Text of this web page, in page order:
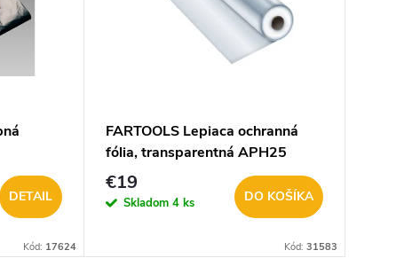
DETAIL
Kód: 17624
FARTOOLS Lepiaca ochranná
fólia, transparentná APH25
212030
€19
Skladom 4 ks DO KOŠÍKA
Kód: 31583